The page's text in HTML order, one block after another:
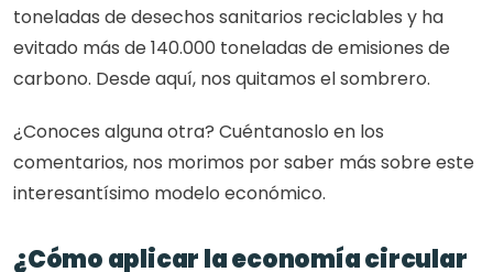
toneladas de desechos sanitarios reciclables y ha
evitado más de 140.000 toneladas de emisiones de
carbono. Desde aquí, nos quitamos el sombrero.
¿Conoces alguna otra? Cuéntanoslo en los
comentarios, nos morimos por saber más sobre este
interesantísimo modelo económico.
¿Cómo aplicar la economía circular